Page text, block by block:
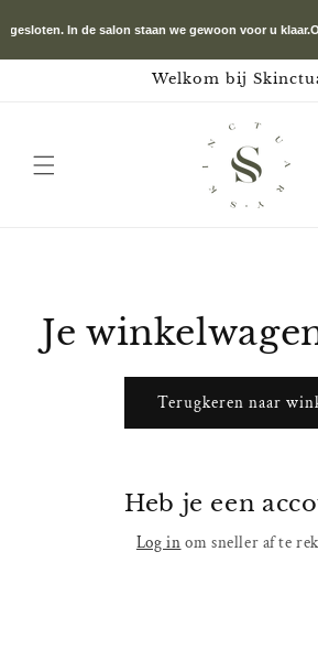
In de salon staan we gewoon voor u klaar.
naar de
Welkom bij
Je
Terugkeren naar
Heb je een
Log in om sneller af te